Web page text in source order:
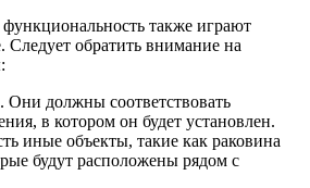
также играют
обратить внимание на
Они должны соответствовать
в котором он будет установлен.
иные объекты, такие как раковина
будут расположены рядом с